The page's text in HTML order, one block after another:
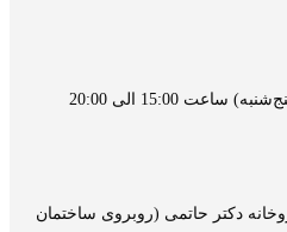
15:00 الی 20:00
دکتر حاتمی (روبروی ساختمان